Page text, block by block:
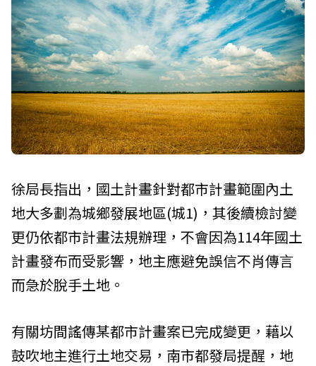
徐局長指出，國土計畫針對都市計畫範圍內土
地大多劃為城鄉發展地區(城1)，其後續檢討變
更仍依都市計畫法規辦理，不會因為114年國土
計畫發布而受影響，地主應避免誤信不肖傳言
而急於脫手土地。
有關坊間謠傳某都市計畫案已完成變更，藉以
鼓吹地主進行土地交易，南市都發局提醒，地